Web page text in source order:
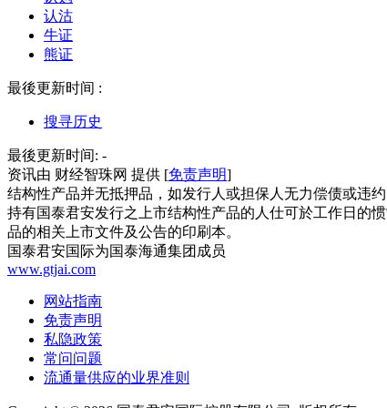
认沽
牛证
熊证
最後更新时间 :
搜寻历史
最後更新时间: -
资讯由 财经智珠网 提供 [免责声明]
结构性产品并无抵押品，如发行人或担保人无力偿债或违
持有国泰君安发行之上市结构性产品的人仕可於工作日的
品的相关上市文件及公告的印刷本。
国泰君安国际为国泰海通集团成员
www.gtjai.com
网站指南
免责声明
私隐政策
常问问题
流通量供应的业界准则